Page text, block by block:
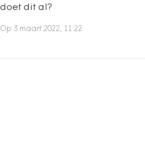
doet dit al?
Op 3 maart 2022, 11:22